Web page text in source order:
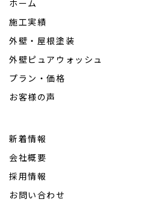
ホーム
施工実績
外壁・屋根塗装
外壁ピュアウォッシュ
プラン・価格
お客様の声
新着情報
会社概要
採用情報
お問い合わせ